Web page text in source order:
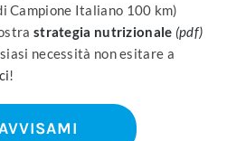
Campione Italiano 100 km)
strategia nutrizionale (pdf)
necessità non esitare a
!